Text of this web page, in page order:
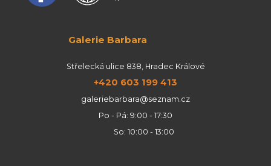
Galerie Barbara
Střelecká ulice 838, Hradec Králové
+420 603 199 413
galeriebarbara@seznam.cz
Po - Pá: 9:00 - 17:30
So: 10:00 - 13:00